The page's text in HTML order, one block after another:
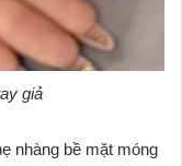
giả
nhàng bề mặt móng